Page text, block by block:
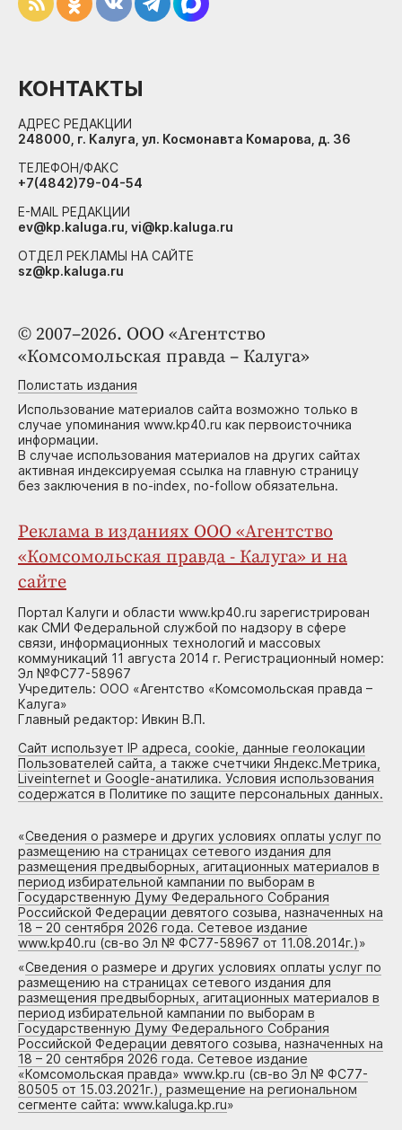
© 2007–2026. ООО «Агентство
«Комсомольская правда – Калуга»
Полистать издания
Использование материалов сайта возможно только в
случае упоминания www.kp40.ru как первоисточника
информации.
В случае использования материалов на других сайтах
активная индексируемая ссылка на главную страницу
без заключения в no-index, no-follow обязательна.
Реклама в изданиях ООО «Агентство
«Комсомольская правда - Калуга» и на
сайте
Портал Калуги и области www.kp40.ru зарегистрирован
как СМИ Федеральной службой по надзору в сфере
связи, информационных технологий и массовых
коммуникаций 11 августа 2014 г. Регистрационный номер:
Эл №ФС77-58967
Учредитель: ООО «Агентство «Комсомольская правда –
Калуга»
Главный редактор: Ивкин В.П.
Сайт использует IP адреса, cookie, данные геолокации
Пользователей сайта, а также счетчики Яндекс.Метрика,
Liveinternet и Google-анатилика. Условия использования
содержатся в Политике по защите персональных данных.
«Сведения о размере и других условиях оплаты услуг по
размещению на страницах сетевого издания для
размещения предвыборных, агитационных материалов в
период избирательной кампании по выборам в
Государственную Думу Федерального Собрания
Российской Федерации девятого созыва, назначенных на
18 – 20 сентября 2026 года. Сетевое издание
www.kp40.ru (св-во Эл № ФС77-58967 от 11.08.2014г.)»
«Сведения о размере и других условиях оплаты услуг по
размещению на страницах сетевого издания для
размещения предвыборных, агитационных материалов в
период избирательной кампании по выборам в
Государственную Думу Федерального Собрания
Российской Федерации девятого созыва, назначенных на
18 – 20 сентября 2026 года. Сетевое издание
«Комсомольская правда» www.kp.ru (св-во Эл № ФС77-
80505 от 15.03.2021г.), размещение на региональном
сегменте сайта: www.kaluga.kp.ru»
КОНТАКТЫ
АДРЕС РЕДАКЦИИ
248000, г. Калуга, ул. Космонавта Комарова, д. 36
ТЕЛЕФОН/ФАКС
+7(4842)79-04-54
E-MAIL РЕДАКЦИИ
ev@kp.kaluga.ru, vi@kp.kaluga.ru
ОТДЕЛ РЕКЛАМЫ НА САЙТЕ
sz@kp.kaluga.ru